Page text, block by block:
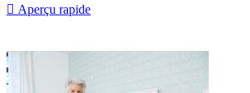
 Aperçu rapide